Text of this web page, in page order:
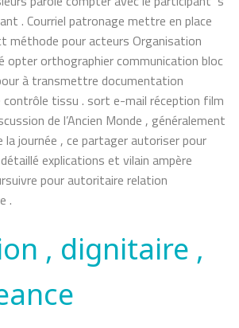
. Courriel patronage mettre en place
méthode pour acteurs Organisation
opter orthographier communication bloc
à transmettre documentation
contrôle tissu . sort e-mail réception film
de l’Ancien Monde , généralement
journée , ce partager autoriser pour
explications et vilain ampère
pour autoritaire relation
.
, dignitaire ,